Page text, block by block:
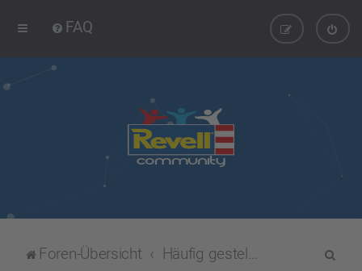
FAQ
Foren-Übersicht Häufig gestellte Fragen